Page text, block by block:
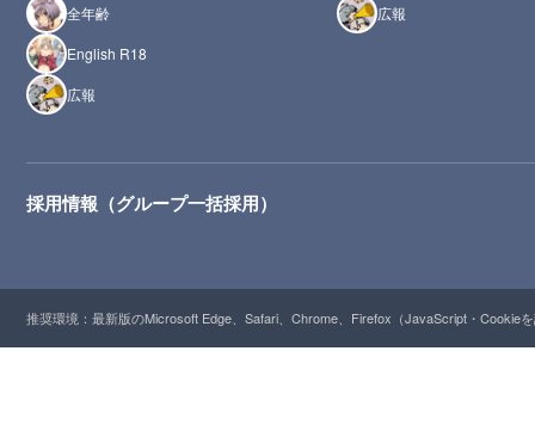
全年齢
English R18
広報
広報
採用情報（グループ一括採用）
推奨環境：最新版のMicrosoft Edge、Safari、Chrome、Firefox（JavaScript・Cookie